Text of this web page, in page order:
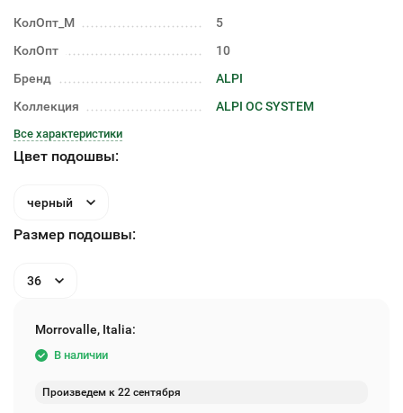
КолОпт_М
5
КолОпт
10
Бренд
ALPI
Коллекция
ALPI OC SYSTEM
Все характеристики
Цвет подошвы:
черный
Размер подошвы:
36
Morrovalle, Italia:
В наличии
Произведем к 22 сентября